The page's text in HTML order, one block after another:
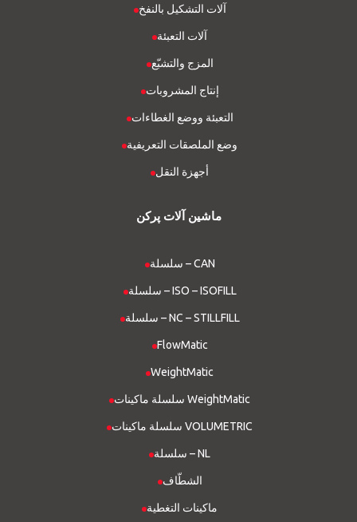
آلات التشكيل بالنفخ
آلات التعبئة
المزج والتشبّع
إنتاج المشروبات
التعبئة ووضع الغطاءات
وضع الملصقات التعريفية
أجهزة النقل
ماشین آلات پرکن
سلسلة – CAN
سلسلة – ISO – ISOFILL
سلسلة – NC – STILLFILL
FlowMatic
WeightMatic
سلسلة ماكينات WeightMatic
سلسلة ماكينات VOLUMETRIC
سلسلة – NL
الشطّاف
ماكينات التغطية